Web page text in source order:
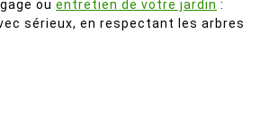
ou entretien de votre jardin :
sérieux, en respectant les arbres